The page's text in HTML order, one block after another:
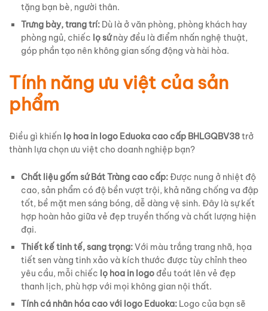
tặng bạn bè, người thân.
Trưng bày, trang trí: Dù là ở văn phòng, phòng khách hay
phòng ngủ, chiếc lọ sứnày đều là điểm nhấn nghệ thuật,
góp phần tạo nên không gian sống động và hài hòa.
Tính năng ưu việt của sản
phẩm
Điều gì khiến lọ hoa in logo Eduoka cao cấp BHLGQBV38trở
thành lựa chọn ưu việt cho doanh nghiệp bạn?
Chất liệu gốm sứ Bát Tràng cao cấp:Được nung ở nhiệt độ
cao, sản phẩm có độ bền vượt trội, khả năng chống va đập
tốt, bề mặt men sáng bóng, dễ dàng vệ sinh. Đây là sự kết
hợp hoàn hảo giữa vẻ đẹp truyền thống và chất lượng hiện
đại.
Thiết kế tinh tế, sang trọng:Với màu trắng trang nhã, họa
tiết sen vàng tinh xảo và kích thước được tùy chỉnh theo
yêu cầu, mỗi chiếc lọ hoa in logo đều toát lên vẻ đẹp
thanh lịch, phù hợp với mọi không gian nội thất.
Tính cá nhân hóa cao với logo Eduoka: Logo của bạn sẽ